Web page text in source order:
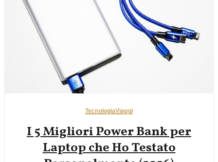
TecnologiaViaggi
I 5 Migliori Power Bank per
Laptop che Ho Testato